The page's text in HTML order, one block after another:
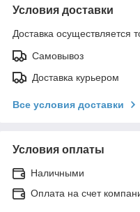
Условия доставки
Доставка осуществляется
Самовывоз
Доставка курьером
Все условия доставки
Условия оплаты
Наличными
Оплата на счет